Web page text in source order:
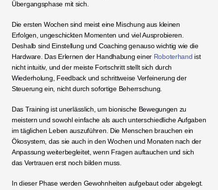
Übergangsphase mit sich.
Die ersten Wochen sind meist eine Mischung aus kleinen
Erfolgen, ungeschickten Momenten und viel Ausprobieren.
Deshalb sind Einstellung und Coaching genauso wichtig wie die
Hardware. Das Erlernen der Handhabung einer Roboterhand ist
nicht intuitiv, und der meiste Fortschritt stellt sich durch
Wiederholung, Feedback und schrittweise Verfeinerung der
Steuerung ein, nicht durch sofortige Beherrschung.
Das Training ist unerlässlich, um bionische Bewegungen zu
meistern und sowohl einfache als auch unterschiedliche Aufgaben
im täglichen Leben auszuführen. Die Menschen brauchen ein
Ökosystem, das sie auch in den Wochen und Monaten nach der
Anpassung weiterbegleitet, wenn Fragen auftauchen und sich
das Vertrauen erst noch bilden muss.
In dieser Phase werden Gewohnheiten aufgebaut oder abgelegt.